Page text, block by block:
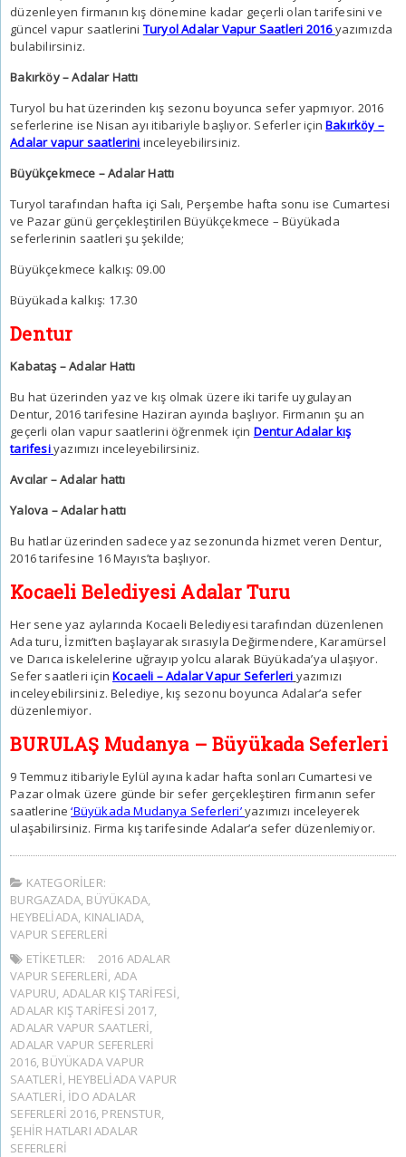
düzenleyen firmanın kış dönemine kadar geçerli olan tarifesini ve
güncel vapur saatlerini Turyol Adalar Vapur Saatleri 2016yazımızda
bulabilirsiniz.
Bakırköy – Adalar Hattı
Turyol bu hat üzerinden kış sezonu boyunca sefer yapmıyor. 2016
seferlerine ise Nisan ayı itibariyle başlıyor. Seferler içinBakırköy –
Adalar vapur saatlerini inceleyebilirsiniz.
Büyükçekmece – Adalar Hattı
Turyol tarafından hafta içi Salı, Perşembe hafta sonu ise Cumartesi
ve Pazar günü gerçekleştirilen Büyükçekmece – Büyükada
seferlerinin saatleri şu şekilde;
Büyükçekmece kalkış: 09.00
Büyükada kalkış: 17.30
Dentur
Kabataş – Adalar Hattı
Bu hat üzerinden yaz ve kış olmak üzere iki tarife uygulayan
Dentur, 2016 tarifesine Haziran ayında başlıyor. Firmanın şu an
geçerli olan vapur saatlerini öğrenmek için Dentur Adalar kış
tarifesiyazımızı inceleyebilirsiniz.
Avcılar – Adalar hattı
Yalova – Adalar hattı
Bu hatlar üzerinden sadece yaz sezonunda hizmet veren Dentur,
2016 tarifesine 16 Mayıs’ta başlıyor.
Kocaeli Belediyesi Adalar Turu
Her sene yaz aylarında Kocaeli Belediyesi tarafından düzenlenen
Ada turu, İzmit’ten başlayarak sırasıyla Değirmendere, Karamürsel
ve Darıca iskelelerine uğrayıp yolcu alarak Büyükada’ya ulaşıyor.
Sefer saatleri içinKocaeli – Adalar Vapur Seferleri yazımızı
inceleyebilirsiniz. Belediye, kış sezonu boyunca Adalar’a sefer
düzenlemiyor.
BURULAŞ Mudanya – Büyükada Seferleri
9 Temmuz itibariyle Eylül ayına kadar hafta sonları Cumartesi ve
Pazar olmak üzere günde bir sefer gerçekleştiren firmanın sefer
saatlerine‘Büyükada Mudanya Seferleri’yazımızı inceleyerek
ulaşabilirsiniz. Firma kış tarifesinde Adalar’a sefer düzenlemiyor.
KATEGORILER:
BURGAZADA, BÜYÜKADA,
HEYBELIADA, KINALIADA,
VAPUR SEFERLERI
ETIKETLER:
2016 ADALAR
VAPUR SEFERLERI, ADA
VAPURU, ADALAR KIŞ TARIFESI,
ADALAR KIŞ TARIFESI 2017,
ADALAR VAPUR SAATLERI,
ADALAR VAPUR SEFERLERI
2016, BÜYÜKADA VAPUR
SAATLERI, HEYBELIADA VAPUR
SAATLERI, İDO ADALAR
SEFERLERI 2016, PRENSTUR,
ŞEHIR HATLARI ADALAR
SEFERLERI